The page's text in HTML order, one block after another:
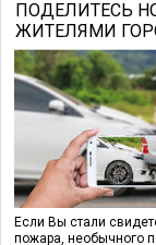
ПОДЕЛИТЕСЬ
ЖИТЕЛЯМИ
Если Вы стали
пожара, необычного